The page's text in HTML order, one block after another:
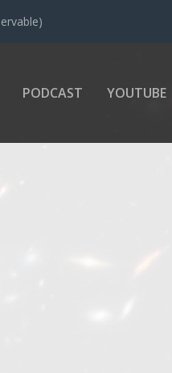
PODCAST YOUTUBE